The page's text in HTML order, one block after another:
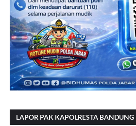
LAPOR PAK KAPOLRESTA BANDUNG